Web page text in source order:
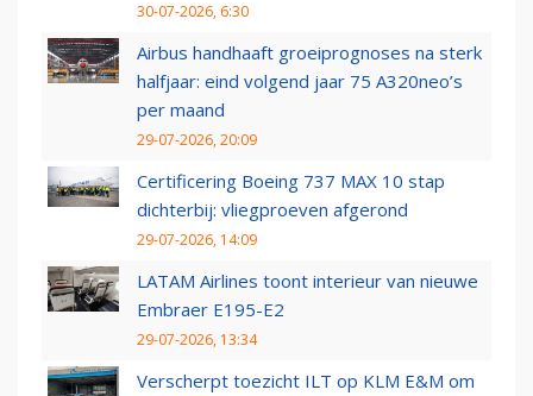
30-07-2026, 6:30
Airbus handhaaft groeiprognoses na sterk
halfjaar: eind volgend jaar 75 A320neo’s
per maand
29-07-2026, 20:09
Certificering Boeing 737 MAX 10 stap
dichterbij: vliegproeven afgerond
29-07-2026, 14:09
LATAM Airlines toont interieur van nieuwe
Embraer E195-E2
29-07-2026, 13:34
Verscherpt toezicht ILT op KLM E&M om